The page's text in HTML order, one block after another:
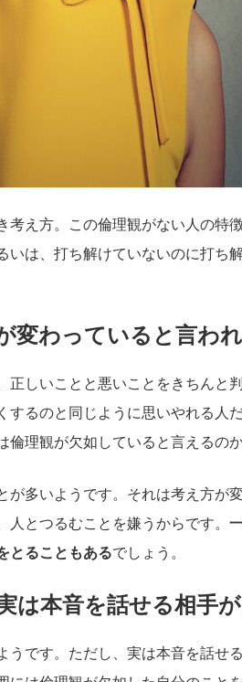
考え方。この倫理観がない人の特
いは、打ち解けていないのに打ち
変わっていると言わ
正しいことと悪いことをきちんと
するのと同じように思いやれる人
理観が欠如していると言えるの
が多いようです。それは考え方が
とつるむことを嫌うからです。
とることもあるでしょう。
は本音を話せる相手
うです。ただし、実は本音を話せ